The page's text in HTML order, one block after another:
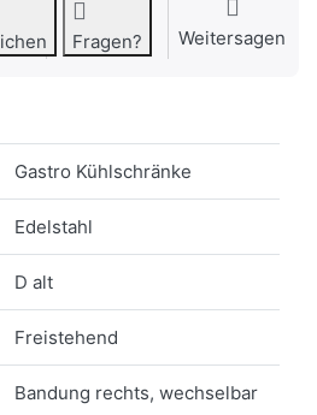
Fragen? Weitersagen
Gastro Kühlschränke
Edelstahl
D alt
Freistehend
Bandung rechts, wechselbar